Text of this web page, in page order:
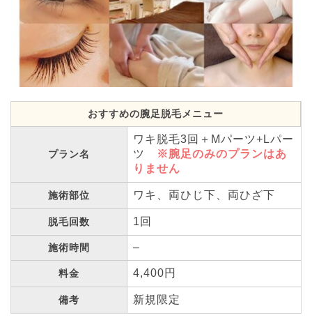
おすすめの腕足脱毛メニュー
プラン名
ワキ脱毛3回＋Mパーツ+Lパー
ツ
※腕足のみのプランはあ
りません
施術部位 ワキ、両ひじ下、両ひざ下
脱毛回数 1回
施術時間 –
料金 4,400円
備考 新規限定